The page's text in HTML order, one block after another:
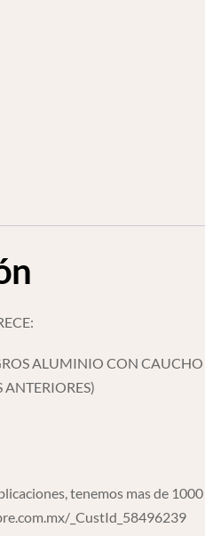
ALUMINIO CON
ANTERIORES)
tenemos mas de
_CustId_58496239